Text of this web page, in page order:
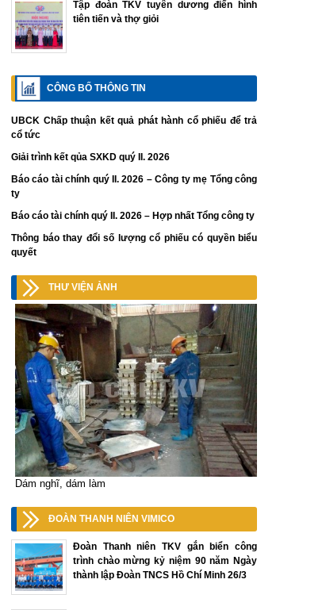
Tập đoàn TKV tuyên dương điển hình
tiên tiến và thợ giỏi
CÔNG BỐ THÔNG TIN
UBCK Chấp thuận kết quả phát hành cổ phiếu để trả
cổ tức
Giải trình kết qủa SXKD quý II. 2026
Báo cáo tài chính quý II. 2026 – Công ty mẹ Tổng công
ty
Báo cáo tài chính quý II. 2026 – Hợp nhất Tổng công ty
Thông báo thay đổi số lượng cổ phiếu có quyền biểu
quyết
THƯ VIỆN ẢNH
Dám nghĩ, dám làm
ĐOÀN THANH NIÊN VIMICO
Đoàn Thanh niên TKV gắn biển công
trình chào mừng kỷ niệm 90 năm Ngày
thành lập Đoàn TNCS Hồ Chí Minh 26/3